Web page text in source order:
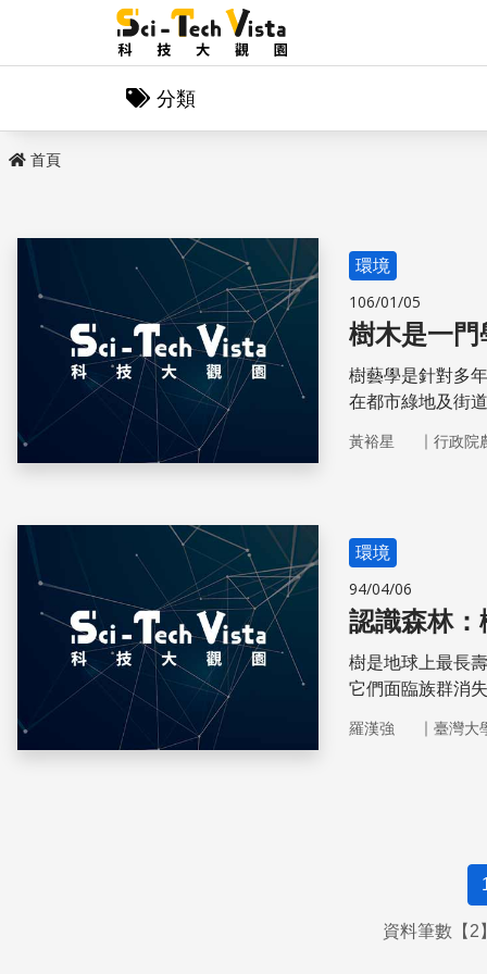
分類
首頁
環境
106/01/05
樹木是一
樹藝學是針對多
在都市綠地及街
在2015年通過森
黃裕星 ｜ 行政院
環境
94/04/06
認識森林：
樹是地球上最長
它們面臨族群消
羅漢強 ｜ 臺灣大
資料筆數【2